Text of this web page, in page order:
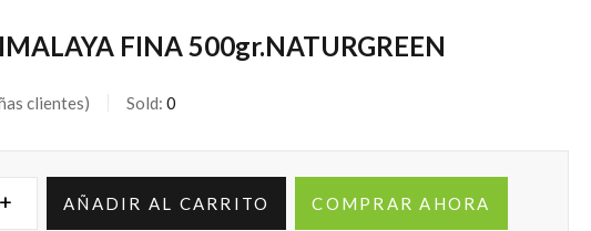
FINA 500gr.NATURGREEN
clientes Sold: 0
AÑADIR AL CARRITO COMPRAR AHORA